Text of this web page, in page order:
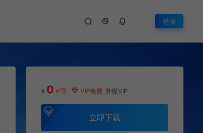
登录
¥ 0 V币 VIP免费 升级VIP
立即下载